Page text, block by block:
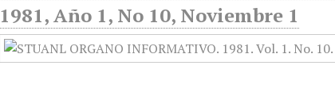
1981, Año 1, No 10, Noviembre 1